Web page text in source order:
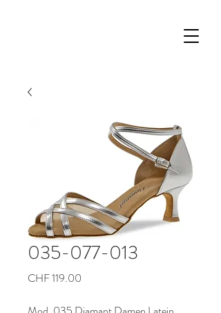
035-077-013
CHF 119.00